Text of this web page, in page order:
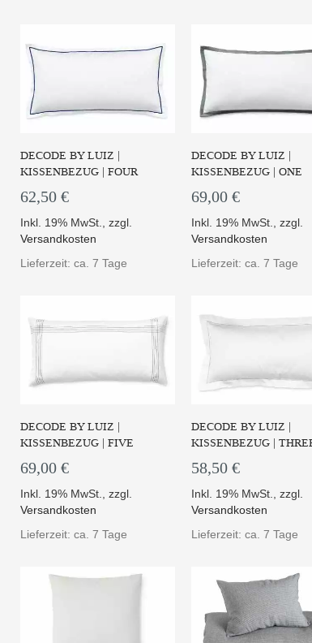
DECODE BY LUIZ |
KISSENBEZUG | FOUR
62,50 €
Inkl. 19% MwSt. ,zzgl.
Versandkosten
Lieferzeit: ca. 7 Tage
DECODE BY LUIZ |
KISSENBEZUG | ONE
69,00 €
Inkl. 19% MwSt.
zzgl.
Versandkosten
Lieferzeit: ca. 7 Tage
DECODE BY LUIZ |
KISSENBEZUG | FIVE
69,00 €
Inkl. 19% MwSt. ,zzgl.
Versandkosten
Lieferzeit: ca. 7 Tage
DECODE BY LUIZ |
KISSENBEZUG |
58,50 €
Inkl. 19% MwSt.
zzgl.
Versandkosten
Lieferzeit: ca. 7 Tage
Die Bettwäsche "nine" aus
100% Baumwoll Perka...
Die Leinen-Baumwoll
Bettwäsche "fourteen"